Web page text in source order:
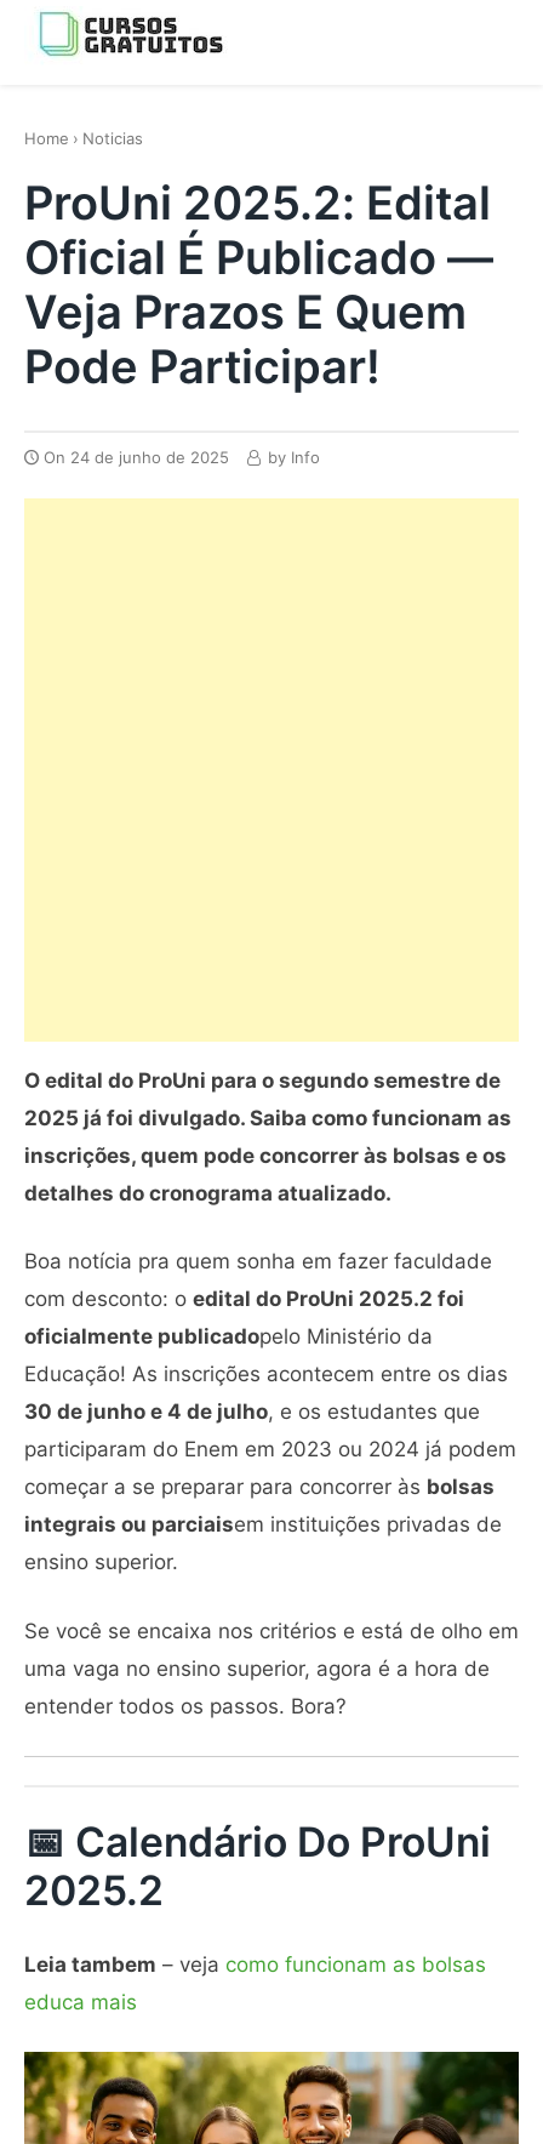
content
Home › Noticias
ProUni 2025.2: Edital
Oficial É Publicado —
Veja Prazos E Quem
Pode Participar!
On 24 de junho de 2025 by Info
O edital do ProUni para o segundo semestre de
2025 já foi divulgado. Saiba como funcionam as
inscrições, quem pode concorrer às bolsas e os
detalhes do cronograma atualizado.
Boa notícia pra quem sonha em fazer faculdade
com desconto: o edital do ProUni 2025.2 foi
oficialmente publicadopelo Ministério da
Educação! As inscrições acontecem entre os dias
30 de junho e 4 de julho, e os estudantes que
participaram do Enem em 2023 ou 2024 já podem
começar a se preparar para concorrer às bolsas
integrais ou parciaisem instituições privadas de
ensino superior.
Se você se encaixa nos critérios e está de olho em
uma vaga no ensino superior, agora é a hora de
entender todos os passos. Bora?
📅 Calendário Do ProUni
2025.2
Leia tambem – veja como funcionam as bolsas
educa mais